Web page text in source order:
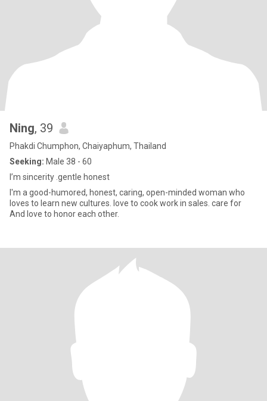
Ning, 39
Phakdi Chumphon, Chaiyaphum, Thailand
Seeking: Male 38 - 60
I’m sincerity .gentle honest
I'm a good-humored, honest, caring, open-minded woman who
loves to learn new cultures. love to cook work in sales. care for
And love to honor each other.